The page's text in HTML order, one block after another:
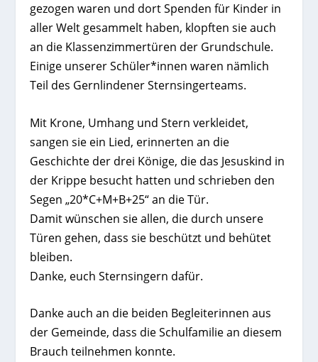
gezogen waren und dort Spenden für Kinder in
aller Welt gesammelt haben, klopften sie auch
an die Klassenzimmertüren der Grundschule.
Einige unserer Schüler*innen waren nämlich
Teil des Gernlindener Sternsingerteams.
Mit Krone, Umhang und Stern verkleidet,
sangen sie ein Lied, erinnerten an die
Geschichte der drei Könige, die das Jesuskind in
der Krippe besucht hatten und schrieben den
Segen „20*C+M+B+25“ an die Tür.
Damit wünschen sie allen, die durch unsere
Türen gehen, dass sie beschützt und behütet
bleiben.
Danke, euch Sternsingern dafür.
Danke auch an die beiden Begleiterinnen aus
der Gemeinde, dass die Schulfamilie an diesem
Brauch teilnehmen konnte.